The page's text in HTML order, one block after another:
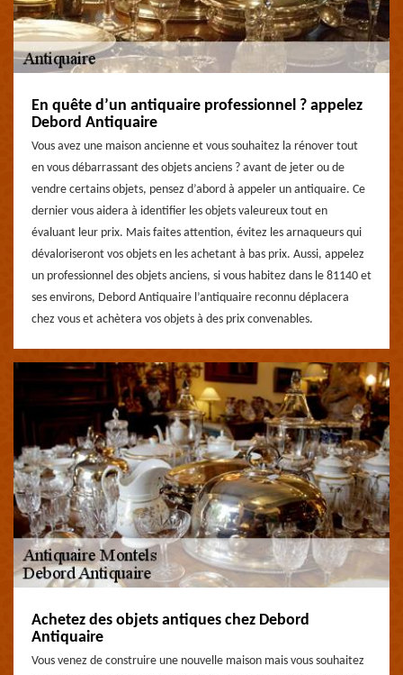
En quête d’un antiquaire professionnel ? appelez
Debord Antiquaire
Vous avez une maison ancienne et vous souhaitez la rénover tout
en vous débarrassant des objets anciens ? avant de jeter ou de
vendre certains objets, pensez d’abord à appeler un antiquaire. Ce
dernier vous aidera à identifier les objets valeureux tout en
évaluant leur prix. Mais faites attention, évitez les arnaqueurs qui
dévaloriseront vos objets en les achetant à bas prix. Aussi, appelez
un professionnel des objets anciens, si vous habitez dans le 81140 et
ses environs, Debord Antiquaire l’antiquaire reconnu déplacera
chez vous et achètera vos objets à des prix convenables.
Achetez des objets antiques chez Debord
Antiquaire
Vous venez de construire une nouvelle maison mais vous souhaitez